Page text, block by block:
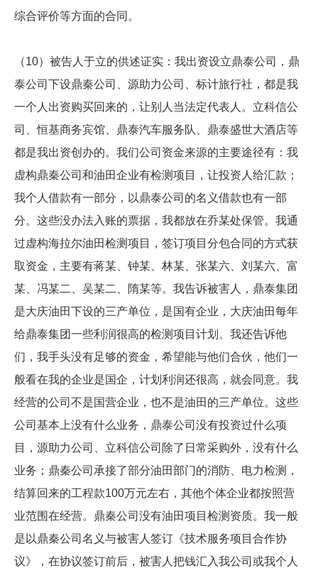
综合评价等方面的合同。
（10）被告人于立的供述证实：我出资设立鼎泰公司，鼎
泰公司下设鼎秦公司、源助力公司、标计旅行社，都是我
一个人出资购买回来的，让别人当法定代表人。立科信公
司、恒基商务宾馆、鼎泰汽车服务队、鼎泰盛世大酒店等
都是我出资创办的。我们公司资金来源的主要途径有：我
虚构鼎秦公司和油田企业有检测项目，让投资人给汇款；
我个人借款有一部分，以鼎泰公司的名义借款也有一部
分。这些没办法入账的票据，我都放在乔某处保管。我通
过虚构海拉尔油田检测项目，签订项目分包合同的方式获
取资金，主要有蒋某、钟某、林某、张某六、刘某六、富
某、冯某二、吴某二、隋某等。我告诉被害人，鼎泰集团
是大庆油田下设的三产单位，是国有企业，大庆油田每年
给鼎泰集团一些利润很高的检测项目计划。我还告诉他
们，我手头没有足够的资金，希望能与他们合伙，他们一
般看在我的企业是国企，计划利润还很高，就会同意。我
经营的公司不是国营企业，也不是油田的三产单位。这些
公司基本上没有什么业务，鼎泰公司没有投资过什么项
目，源助力公司、立科信公司除了日常采购外，没有什么
业务；鼎秦公司承接了部分油田部门的消防、电力检测，
结算回来的工程款100万元左右，其他个体企业都按照营
业范围在经营。鼎秦公司没有油田项目检测资质。我一般
是以鼎秦公司名义与被害人签订《技术服务项目合作协
议》，在协议签订前后，被害人把钱汇入我公司或我个人